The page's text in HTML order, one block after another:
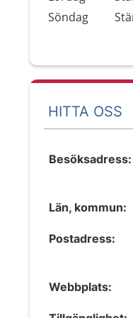
Söndag
HITTA OSS
Besöksadress:
Län, kommun:
Postadress:
Webbplats: